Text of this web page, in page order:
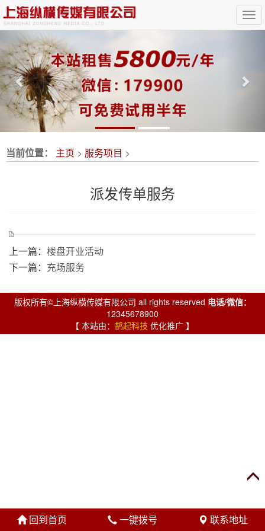
Previous
当前位置： 主页 > 服务项目 >
派发传单服务
上一篇： 楼盘开业活动
下一篇： 充场服务
版权所有©上海纵横传媒有限公司 all rights reserved 电话/微信：
12345678900
【 本站由： 鹊起科技 优化推广 】
回到首页 一键拨号 联系地址